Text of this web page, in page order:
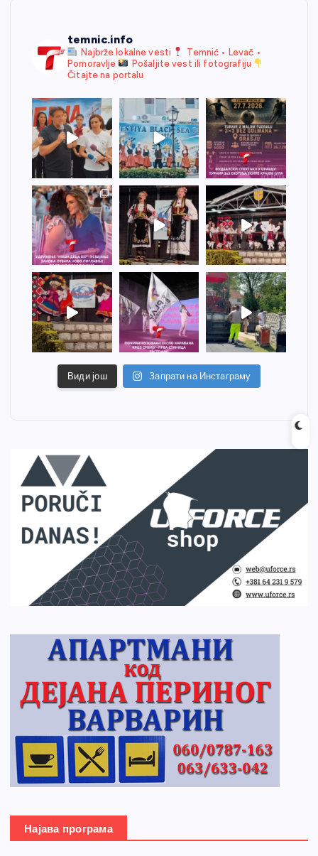
temnic.info
Najbrže lokalne vesti
Temnić • Levač •
Pomoravlje
Pošaljite vest ili fotografiju
Čitajte na portalu
Види још Запрати на Инстаграму
Најава програма